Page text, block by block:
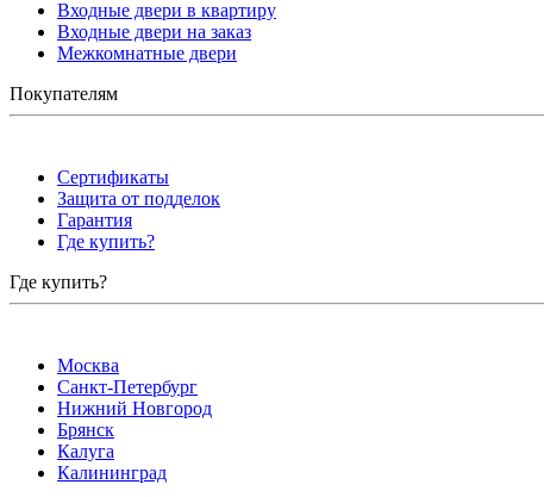
Входные двери в квартиру
Входные двери на заказ
Межкомнатные двери
Покупателям
Сертификаты
Защита от подделок
Гарантия
Где купить?
Где купить?
Москва
Санкт-Петербург
Нижний Новгород
Брянск
Калуга
Калининград